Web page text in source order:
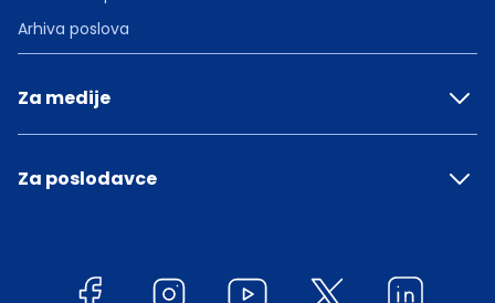
Arhiva poslova
Za medije
Za poslodavce